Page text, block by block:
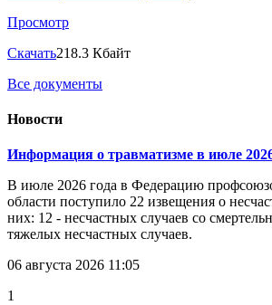
Просмотр
Скачать218.3 Кбайт
Все документы
Новости
Информация о травматизме в июле
В июле 2026 года в Федерацию
области поступило 22 извещения о
них: 12 - несчастных случаев со
тяжелых несчастных случаев.
06 августа 2026 11:05
1